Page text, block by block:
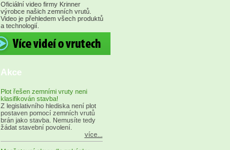
Oficiální video firmy Krinner
výrobce našich zemních vrutů.
Video je přehledem všech produktů
a technologií.
Akce
Plot řešen zemními vruty neni
klasifikován stavba!
Z legislativního hlediska není plot
postaven pomocí zemních vrutů
brán jako stavba. Nemusíte tedy
žádat stavební povolení.
více...